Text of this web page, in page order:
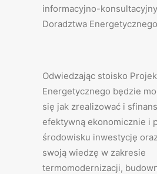
informacyjno-
Doradztwa
Odwiedzając stoisko
Energetycznego będzie
się jak zrealizować i
efektywną ekonomicznie i
środowisku inwestycję
swoją wiedzę w zakresie
termomodernizacji,